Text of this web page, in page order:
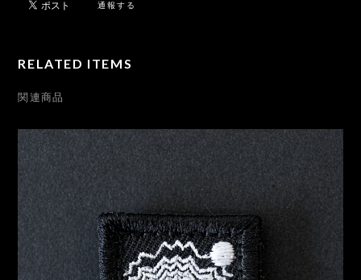
通報する
RELATED ITEMS
関連商品